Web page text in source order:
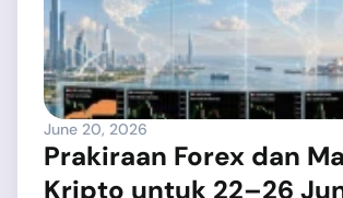
June 20, 2026
Prakiraan Forex dan
Kripto untuk 22–26